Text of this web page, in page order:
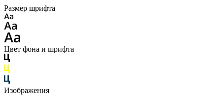
Размер шрифта
Цвет фона и шрифта
Изображения